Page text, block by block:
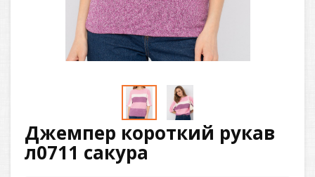
Джемпер короткий рукав
л0711 сакура